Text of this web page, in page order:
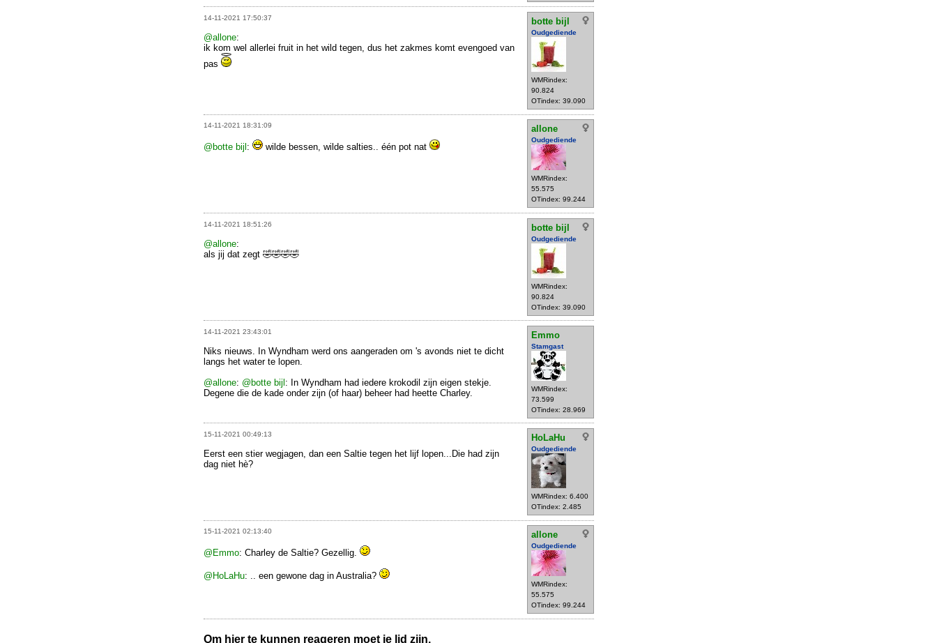
14-11-2021 17:50:37 botte bijl
Oudgediende
WMRindex:
90.824
OTindex: 39.090
@allone:
ik kom wel allerlei fruit in het wild tegen, dus het zakmes komt evengoed van
pas
14-11-2021 18:31:09 allone
Oudgediende
WMRindex:
55.575
OTindex: 99.244
@botte bijl : wilde bessen, wilde salties.. één pot nat
14-11-2021 18:51:26 botte bijl
Oudgediende
WMRindex:
90.824
OTindex: 39.090
@allone:
als jij dat zegt 🤣🤣🤣🤣
14-11-2021 23:43:01 Emmo
Stamgast
WMRindex:
73.599
OTindex: 28.969
Niks nieuws. In Wyndham werd ons aangeraden om 's avonds niet te dicht
langs het water te lopen.
@allone: @botte bijl : In Wyndham had iedere krokodil zijn eigen stekje.
Degene die de kade onder zijn (of haar) beheer had heette Charley.
15-11-2021 00:49:13 HoLaHu
Oudgediende
WMRindex: 6.400
OTindex: 2.485
Eerst een stier wegjagen, dan een Saltie tegen het lijf lopen...Die had zijn
dag niet hè?
15-11-2021 02:13:40 allone
Oudgediende
WMRindex:
55.575
OTindex: 99.244
@Emmo: Charley de Saltie? Gezellig.
@HoLaHu: .. een gewone dag in Australia?
Om hier te kunnen reageren moet je lid zijn.